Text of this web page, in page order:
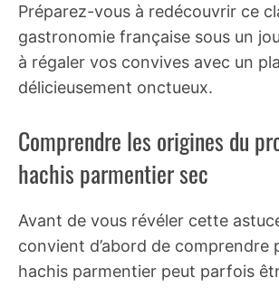
Préparez-vous à redécouvrir ce
gastronomie française sous un
à régaler vos convives avec un
délicieusement onctueux.
Comprendre les origines du
hachis parmentier sec
Avant de vous révéler cette
convient d’abord de comprendre
hachis parmentier peut parfois